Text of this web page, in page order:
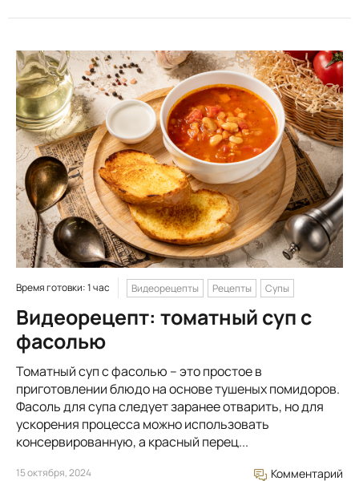
Время готовки: 1 час Видеорецепты Рецепты Супы
Видеорецепт: томатный суп с
фасолью
Томатный суп с фасолью – это простое в
приготовлении блюдо на основе тушеных помидоров.
Фасоль для супа следует заранее отварить, но для
ускорения процесса можно использовать
консервированную, а красный перец...
15 октября, 2024 Комментарий